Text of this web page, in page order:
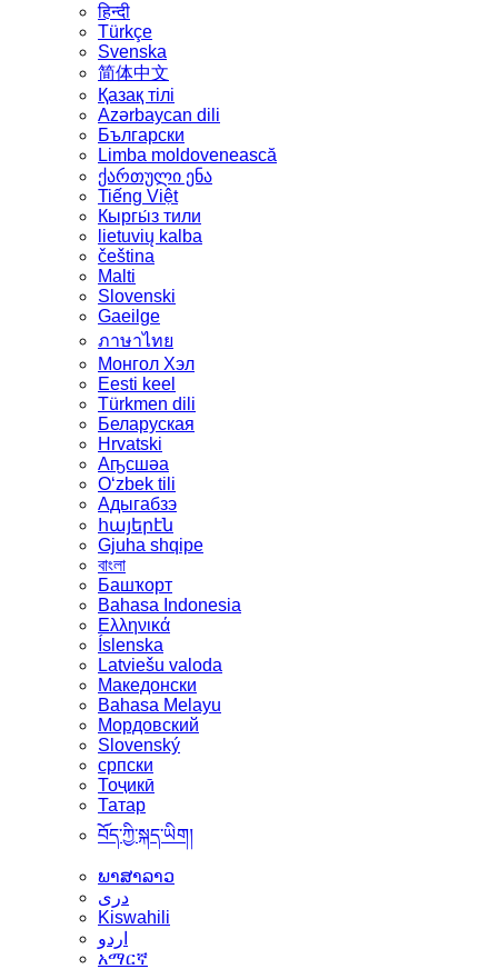
हिन्दी
Türkçe
Svenska
简体中文
Қазақ тілі
Azərbaycan dili
Български
Limba moldovenească
ქართული ენა
Tiếng Việt
Кыргы́з тили
lietuvių kalba
čeština
Malti
Slovenski
Gaeilge
ภาษาไทย
Монгол Хэл
Eesti keel
Türkmen dili
Беларуская
Hrvatski
Аҧсшәа
Oʻzbek tili
Адыгабзэ
հայերէն
Gjuha shqipe
বাংলা
Башҡорт
Bahasa Indonesia
Ελληνικά
Íslenska
Latviešu valoda
Македонски
Bahasa Melayu
Мордовский
Slovenský
српски
Тоҷикӣ
Татар
བོད་ཀྱི་སྐད་ཡིག།
ພາສາລາວ
دری
Kiswahili
اردو
አማርኛ